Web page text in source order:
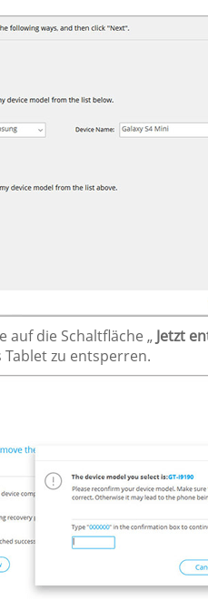
auf die Schaltfläche „ Jetzt
Tablet zu entsperren.